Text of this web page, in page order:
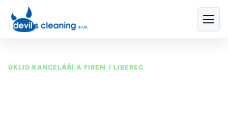
ÚKLID KANCELÁŘÍ A FIREM / LIBEREC